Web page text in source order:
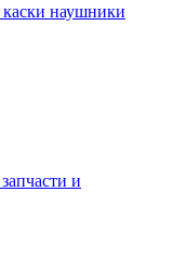
наушники
и